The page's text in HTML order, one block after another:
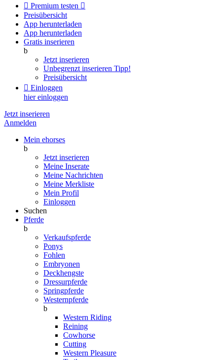
 Premium testen 
Preisübersicht
App herunterladen
App herunterladen
Gratis inserieren
b
Jetzt inserieren
Unbegrenzt inserieren Tipp!
Preisübersicht
 Einloggen
hier einloggen
Jetzt inserieren
Anmelden
Mein ehorses
b
Jetzt inserieren
Meine Inserate
Meine Nachrichten
Meine Merkliste
Mein Profil
Einloggen
Suchen
Pferde
b
Verkaufspferde
Ponys
Fohlen
Embryonen
Deckhengste
Dressurpferde
Springpferde
Westernpferde
b
Western Riding
Reining
Cowhorse
Cutting
Western Pleasure